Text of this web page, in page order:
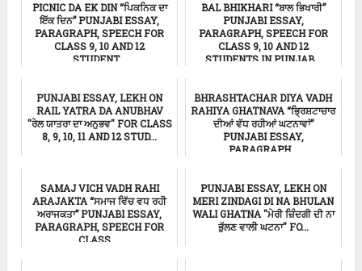
PICNIC DA EK DIN “ਪਿਕਨਿਕ ਦਾ
ਇੱਕ ਦਿਨ” PUNJABI ESSAY,
PARAGRAPH, SPEECH FOR
CLASS 9, 10 AND 12
STUDENT...
BAL BHIKHARI “ਬਾਲ ਭਿਖਾਰੀ”
PUNJABI ESSAY,
PARAGRAPH, SPEECH FOR
CLASS 9, 10 AND 12
STUDENTS IN PUNJAB...
PUNJABI ESSAY, LEKH ON
RAIL YATRA DA ANUBHAV
"ਰੇਲ ਯਾਤਰਾ ਦਾ ਅਨੁਭਵ" FOR CLASS
8, 9, 10, 11 AND 12 STUD...
BHRASHTACHAR DIYA VADH
RAHIYA GHATNAVA “ਭ੍ਰਿਸ਼ਟਾਚਾਰ
ਦੀਆਂ ਵੱਧ ਰਹੀਆਂ ਘਟਨਾਵਾਂ”
PUNJABI ESSAY,
PARAGRAPH...
SAMAJ VICH VADH RAHI
ARAJAKTA “ਸਮਾਜ ਵਿੱਚ ਵਧ ਰਹੀ
ਅਰਾਜਕਤਾ” PUNJABI ESSAY,
PARAGRAPH, SPEECH FOR
CLASS ...
PUNJABI ESSAY, LEKH ON
MERI ZINDAGI DI NA BHULAN
WALI GHATNA "ਮੇਰੀ ਜ਼ਿੰਦਗੀ ਦੀ ਨਾ
ਭੁੱਲਣ ਵਾਲੀ ਘਟਨਾ" FO...